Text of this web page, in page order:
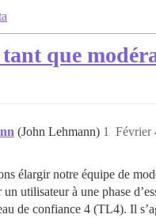
que
(John Lehmann) Février
1
élargir notre équipe de
un utilisateur à une phase
de confiance 4 (TL4). Il